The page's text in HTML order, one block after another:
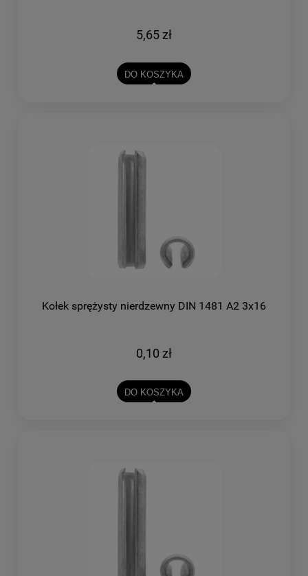
5,65 zł
DO KOSZYKA
Kołek sprężysty nierdzewny DIN 1481 A2 3x16
0,10 zł
DO KOSZYKA